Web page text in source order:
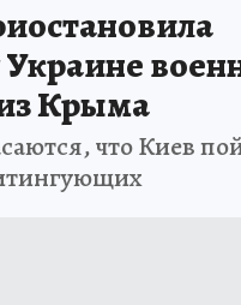
Крыма
что Киев